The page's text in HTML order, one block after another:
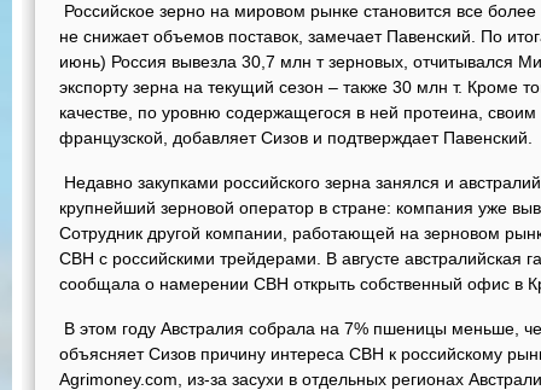
Российское зерно на мировом рынке становится все
не снижает объемов поставок, замечает Павенский. По
июнь) Россия вывезла 30,7 млн т зерновых, отчитывался
экспорту зерна на текущий сезон – также 30 млн т. Кроме
качестве, по уровню содержащегося в ней протеина,
французской, добавляет Сизов и подтверждает Павенский.
Недавно закупками российского зерна занялся и
крупнейший зерновой оператор в стране: компания уже
Сотрудник другой компании, работающей на зерновом
CBH с российскими трейдерами. В августе австралийская
сообщала о намерении СВН открыть собственный офис в
В этом году Австралия собрала на 7% пшеницы меньше,
объясняет Сизов причину интереса CBH к российскому
Agrimoney.com, из-за засухи в отдельных регионах